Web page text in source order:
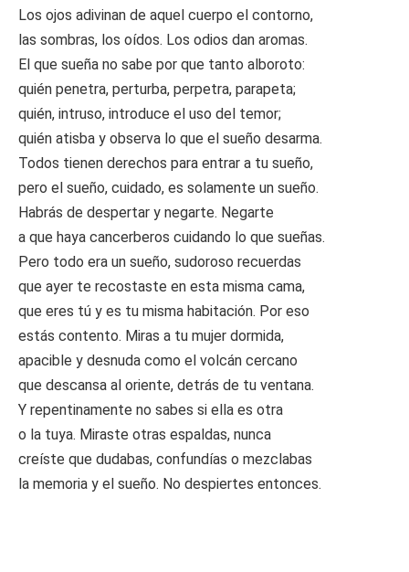
Los ojos adivinan de aquel cuerpo el contorno,
las sombras, los oídos. Los odios dan aromas.
El que sueña no sabe por que tanto alboroto:
quién penetra, perturba, perpetra, parapeta;
quién, intruso, introduce el uso del temor;
quién atisba y observa lo que el sueño desarma.
Todos tienen derechos para entrar a tu sueño,
pero el sueño, cuidado, es solamente un sueño.
Habrás de despertar y negarte. Negarte
a que haya cancerberos cuidando lo que sueñas.
Pero todo era un sueño, sudoroso recuerdas
que ayer te recostaste en esta misma cama,
que eres tú y es tu misma habitación. Por eso
estás contento. Miras a tu mujer dormida,
apacible y desnuda como el volcán cercano
que descansa al oriente, detrás de tu ventana.
Y repentinamente no sabes si ella es otra
o la tuya. Miraste otras espaldas, nunca
creíste que dudabas, confundías o mezclabas
la memoria y el sueño. No despiertes entonces.